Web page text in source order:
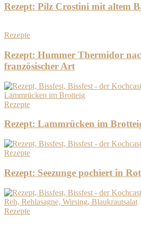
Rezept: Pilz Crostini mit altem
Rezepte
Rezept: Hummer Thermidor
französischer Art
Rezepte
Rezept: Lammrücken im
Rezepte
Rezept: Seezunge pochiert in
Rezepte